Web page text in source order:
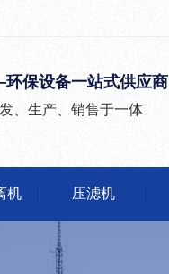
保设备一站式供应商
、生产、销售于一体
机 压滤机